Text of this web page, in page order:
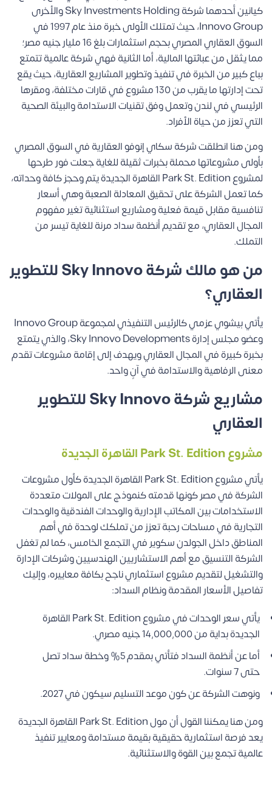
كيانين أحدهما شركة Sky Investments Holding والأخرى
Innovo Group، حيث تمتلك الأولى خبرة منذ عام 1997 في
السوق العقاري المصري بحجم استثمارات بلغ 16 مليار جنيه مصر؛
مما يثقل من عبائتها المالية، أما الثانية فهي شركة عالمية تتمتع
بباع كبير من الخبرة في تنفيذ وتطوير المشاريع العقارية، حيث يقع
تحت إدارتها ما يقرب من 130 مشروع في قارات مختلفة، ومقرها
الرئيسي في لندن وتعمل وفق تقنيات الاستدامة والبيئة الصحية
التي تعزز من حياة الأفراد.
ومن هنا انطلقت شركة سكاي إنوفو العقارية في السوق المصري
بأولى مشروعاتها محملة بخبرات ثقيلة للغاية جعلت فور طرحها
لمشروع Park St. Edition القاهرة الجديدة يتم وحجز كافة وحداته،
كما تعمل الشركة على تحقيق المعادلة الصعبة وهي أسعار
تنافسية مقابل قيمة فعلية ومشاريع استثنائية تغير مفهوم
المجال العقاري، مع تقديم أنظمة سداد مرنة للغاية تيسر من
التملك.
من هو مالك شركة Sky Innovo للتطوير
العقاري؟
يأتي بيشوي عزمي كالرئيس التنفيذي لمجموعة Innovo Group
وعضو مجلس إدارة Sky Innovo Developments، والذي يتمتع
بخبرة كبيرة في المجال العقاري ويهدف إلى إقامة مشروعات تقدم
معنى الرفاهية والاستدامة في آنٍ واحد.
مشاريع شركة Sky Innovo للتطوير
العقاري
مشروع Park St. Edition القاهرة الجديدة
يأتي مشروع Park St. Edition القاهرة الجديدة كأول مشروعات
الشركة في مصر كونها قدمته كنموذج على المولات متعددة
الاستخدامات بين المكاتب الإدارية والوحدات الفندقية والوحدات
التجارية في مساحات رحبة تعزز من تملكك لوحدة في أهم
المناطق داخل الجولدن سكوير في التجمع الخامس، كما لم تغفل
الشركة التنسيق مع أهم الاستشاريين الهندسيين وشركات الإدارة
والتشغيل لتقديم مشروع استثماري ناجح بكافة معاييره، وإليك
تفاصيل الأسعار المقدمة ونظام السداد:
يأتي سعر الوحدات في مشروع Park St. Edition القاهرة
الجديدة بداية من 14,000,000 جنيه مصري.
أما عن أنظمة السداد فتأتي بمقدم 5% وخطة سداد تصل
حتى 7 سنوات.
ونوهت الشركة عن كون موعد التسليم سيكون في 2027.
ومن هنا يمكننا القول أن مول Park St. Edition القاهرة الجديدة
يعد فرصة استثمارية حقيقية بقيمة مستدامة ومعايير تنفيذ
عالمية تجمع بين القوة والاستثنائية.